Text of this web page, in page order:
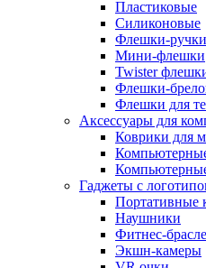
Пластиковые
Силиконовые
Флешки-ручки
Мини-флешки
Twister
Флешки-
Флешки для
Аксессуары для
Коврики для
Гаджеты с
Портативные
Наушники
Фитнес-
Экшн-камеры